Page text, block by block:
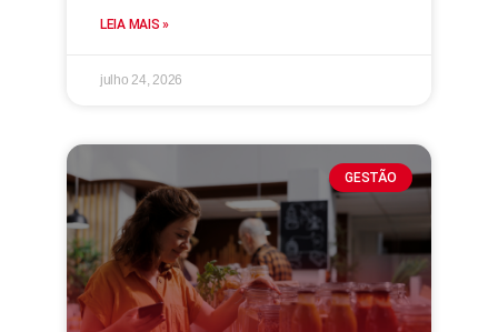
LEIA MAIS »
julho 24, 2026
GESTÃO